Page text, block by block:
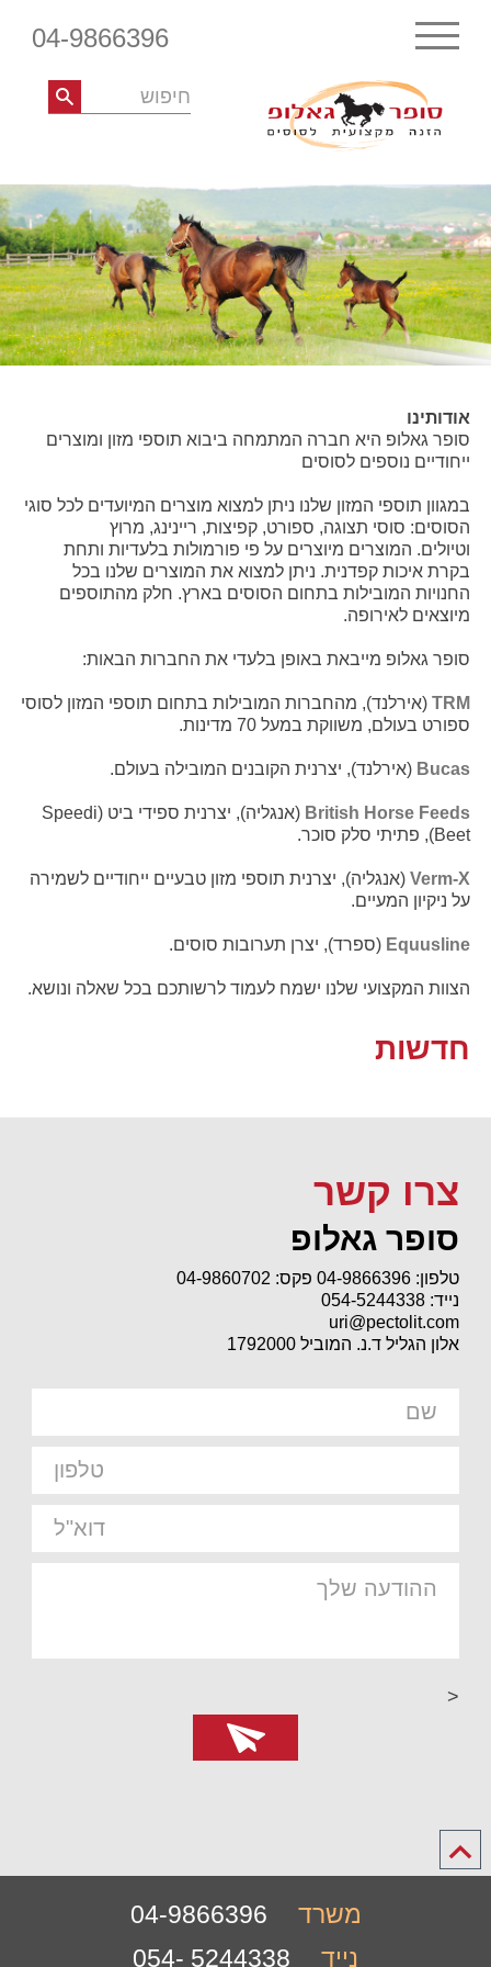
04-9866396
חדשות
אודותינו
סופר גאלופ היא חברה המתמחה ביבוא תוספי מזון ומוצרים
ייחודיים נוספים לסוסים
במגוון תוספי המזון שלנו ניתן למצוא מוצרים המיועדים לכל סוגי
הסוסים: סוסי תצוגה, ספורט, קפיצות, ריינינג, מרוץ
וטיולים. המוצרים מיוצרים על פי פורמולות בלעדיות ותחת
בקרת איכות קפדנית. ניתן למצוא את המוצרים שלנו בכל
החנויות המובילות בתחום הסוסים בארץ. חלק מהתוספים
מיוצאים לאירופה.
סופר גאלופ מייבאת באופן בלעדי את החברות הבאות:
TRM (אירלנד), מהחברות המובילות בתחום תוספי המזון לסוסי
ספורט בעולם, משווקת במעל 70 מדינות.
Bucas (אירלנד), יצרנית הקובנים המובילה בעולם.
British Horse Feeds
(אנגליה), יצרנית ספידי ביט (Speedi
Beet), פתיתי סלק סוכר.
Verm-X (אנגליה), יצרנית תוספי מזון טבעיים ייחודיים לשמירה
על ניקיון המעיים.
Equusline (ספרד), יצרן תערובות סוסים.
הצוות המקצועי שלנו ישמח לעמוד לרשותכם בכל שאלה ונושא.
צרו קשר
סופר גאלופ
טלפון: 04-9866396
פקס: 04-9860702
נייד: 054-5244338
uri@pectolit.com
אלון הגליל ד.נ. המוביל 1792000
<
משרד
04-9866396
נייד
5244338 -054